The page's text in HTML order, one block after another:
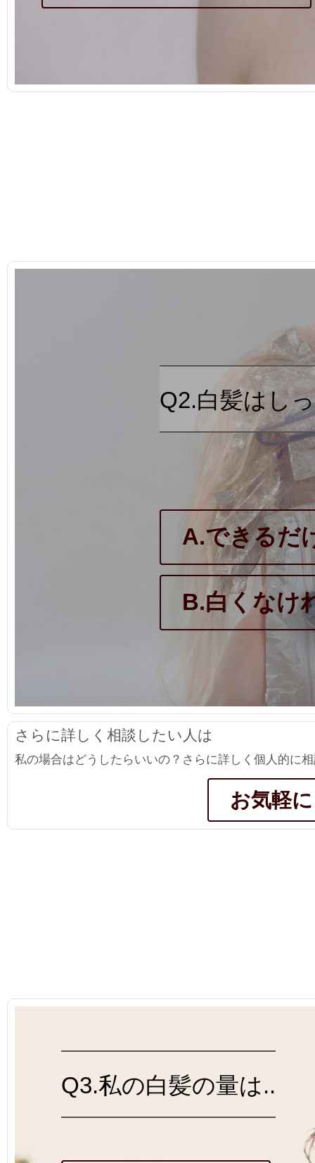
Q2.白髪はし
A.できるだ
B.白くなけ
さらに詳しく相談したい人は
私の場合はどうしたらいいの？さらに詳しく個人的に
お気軽
Q3.私の白髪の量は..